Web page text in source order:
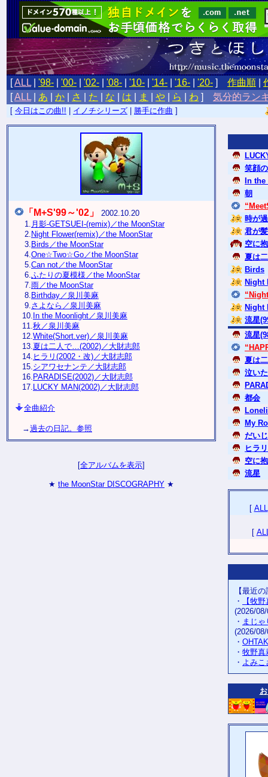
[ALL '98- '00- '02- '08- '10- '14- '16- '20- ] 作曲順
[ALL あ か さ た な は ま や ら わ ] 気分的ラン
[ 今日はこの曲!! イノチシリーズ 勝手に作曲 ]
「M+S'99～'02」
2002.10.20
1. 月影-GETSUEI-(remix)／the MoonStar
2. Night Flower(remix)／the MoonStar
3. Birds／the MoonStar
4.One☆Two☆Go／the MoonStar
5.Can not／the MoonStar
6.ふたりの夏模様／the MoonStar
7.雨／the MoonStar
8. Birthday／泉川美麻
9.さよなら／泉川美麻
10. In the Moonlight／泉川美麻
11.秋／泉川美麻
12.White(Short.ver)／泉川美麻
13.夏は二人で…(2002)／大財志郎
14. ヒラリ(2002・改)／大財志郎
15.シアワセナンテ／大財志郎
16. PARADISE(2002)／大財志郎
17. LUCKY MAN(2002)／大財志郎
全曲紹介
→過去の日記。参照
[全アルバムを表示]
★ the MoonStar DISCOGRAPHY ★
笑顔
In
朝
時が
君が
空に
夏は
Birds
Night
Night
流星
流星
夏は
泣い
都会
My
だい
ヒラ
空に
流星
[ ALL
[
【最近
・
【牧
(2026/
・ まじ
(2026/
・
・ 牧野真
・ よみこ